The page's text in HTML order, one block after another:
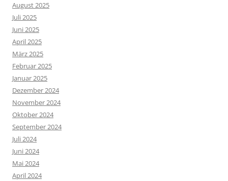
August 2025
Juli 2025
Juni 2025
April 2025
März 2025
Februar 2025
Januar 2025
Dezember 2024
November 2024
Oktober 2024
September 2024
Juli 2024
Juni 2024
Mai 2024
April 2024